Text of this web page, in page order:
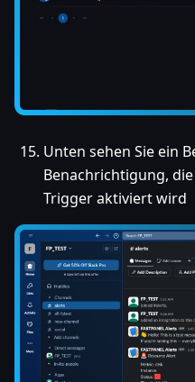
Unten sehen Sie ein
Benachrichtigung,
Trigger aktiviert wird